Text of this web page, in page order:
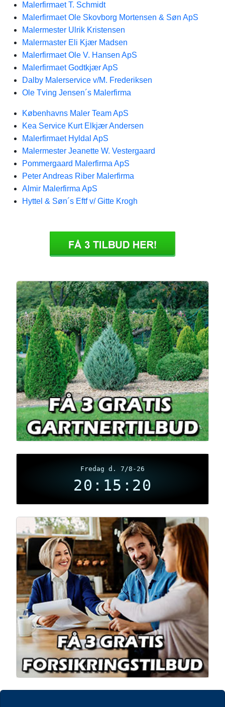
Malerfirmaet T. Schmidt
Malerfirmaet Ole Skovborg Mortensen & Søn ApS
Malermester Ulrik Kristensen
Malermaster Eli Kjær Madsen
Malerfirmaet Ole V. Hansen ApS
Malerfirmaet Godtkjær ApS
Dalby Malerservice v/M. Frederiksen
Ole Tving Jensen´s Malerfirma
Københavns Maler Team ApS
Kea Service Kurt Elkjær Andersen
Malerfirmaet Hyldal ApS
Malermester Jeanette W. Vestergaard
Pommergaard Malerfirma ApS
Peter Andreas Riber Malerfirma
Almir Malerfirma ApS
Hyttel & Søn´s Eftf v/ Gitte Krogh
Fredag d. 7/8-26
20:15:21